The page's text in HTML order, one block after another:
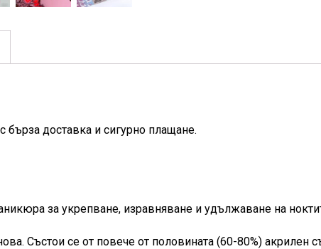
бърза доставка и сигурно плащане.
за укрепване, изравняване и удължаване на
Състои се от повече от половината (60-80%) акрилен